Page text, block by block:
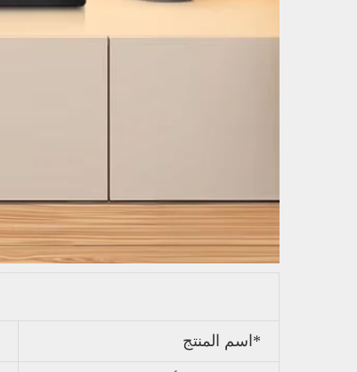
*اسم المنتج